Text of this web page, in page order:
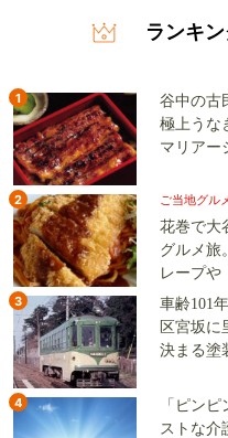
ランキ
1
谷中の古
極上うな
マリアー
2 ご当地グル
花巻で大
グルメ旅
レープや
3
車齢101
区宮坂
決まる塗
4
「ピン
ストな